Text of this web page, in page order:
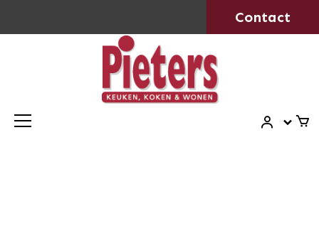
Contact